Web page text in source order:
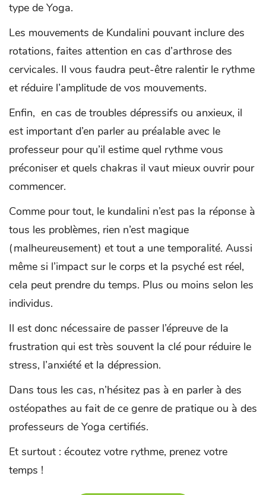
type de Yoga.
Les mouvements de Kundalini pouvant inclure des
rotations, faites attention en cas d’arthrose des
cervicales. Il vous faudra peut-être ralentir le rythme
et réduire l’amplitude de vos mouvements.
Enfin, en cas de troubles dépressifs ou anxieux, il
est important d’en parler au préalable avec le
professeur pour qu’il estime quel rythme vous
préconiser et quels chakras il vaut mieux ouvrir pour
commencer.
Comme pour tout, le kundalini n’est pas la réponse à
tous les problèmes, rien n’est magique
(malheureusement) et tout a une temporalité. Aussi
même si l’impact sur le corps et la psyché est réel,
cela peut prendre du temps. Plus ou moins selon les
individus.
Il est donc nécessaire de passer l’épreuve de la
frustration qui est très souvent la clé pour réduire le
stress, l’anxiété et la dépression.
Dans tous les cas, n’hésitez pas à en parler à des
ostéopathes au fait de ce genre de pratique ou à des
professeurs de Yoga certifiés.
Et surtout : écoutez votre rythme, prenez votre
temps !